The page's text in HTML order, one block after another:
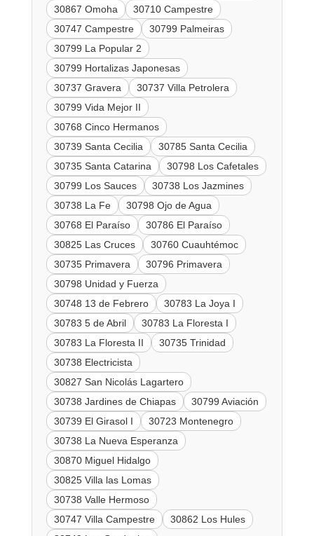
30867 Omoha
30710 Campestre
30747 Campestre
30799 Palmeiras
30799 La Popular 2
30799 Hortalizas Japonesas
30737 Gravera
30737 Villa Petrolera
30799 Vida Mejor II
30768 Cinco Hermanos
30739 Santa Cecilia
30785 Santa Cecilia
30735 Santa Catarina
30798 Los Cafetales
30799 Los Sauces
30738 Los Jazmines
30738 La Fe
30798 Ojo de Agua
30768 El Paraíso
30786 El Paraíso
30825 Las Cruces
30760 Cuauhtémoc
30735 Primavera
30796 Primavera
30798 Unidad y Fuerza
30748 13 de Febrero
30783 La Joya I
30783 5 de Abril
30783 La Floresta I
30783 La Floresta II
30735 Trinidad
30738 Electricista
30827 San Nicolás Lagartero
30738 Jardines de Chiapas
30799 Aviación
30739 El Girasol I
30723 Montenegro
30738 La Nueva Esperanza
30870 Miguel Hidalgo
30825 Villa las Lomas
30738 Valle Hermoso
30747 Villa Campestre
30862 Los Hules